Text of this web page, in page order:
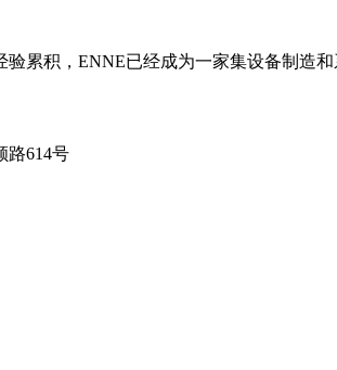
验累积，ENNE已经成为一家集设备制造
路614号